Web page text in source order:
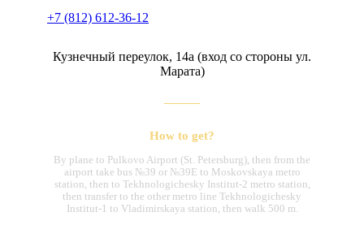
+7 (812) 612-36-12
Кузнечный переулок, 14а (вход со стороны ул.
Марата)
How to get?
By plane to Pulkovo Airport (St. Petersburg), then from the
airport take bus №39 or №39E to Moskovskaya metro
station, then to Tekhnologichesky Institut-2 metro station,
then transfer to the other metro line Tekhnologichesky
Institut-1 to Vladimirskaya station, then walk 500 m.